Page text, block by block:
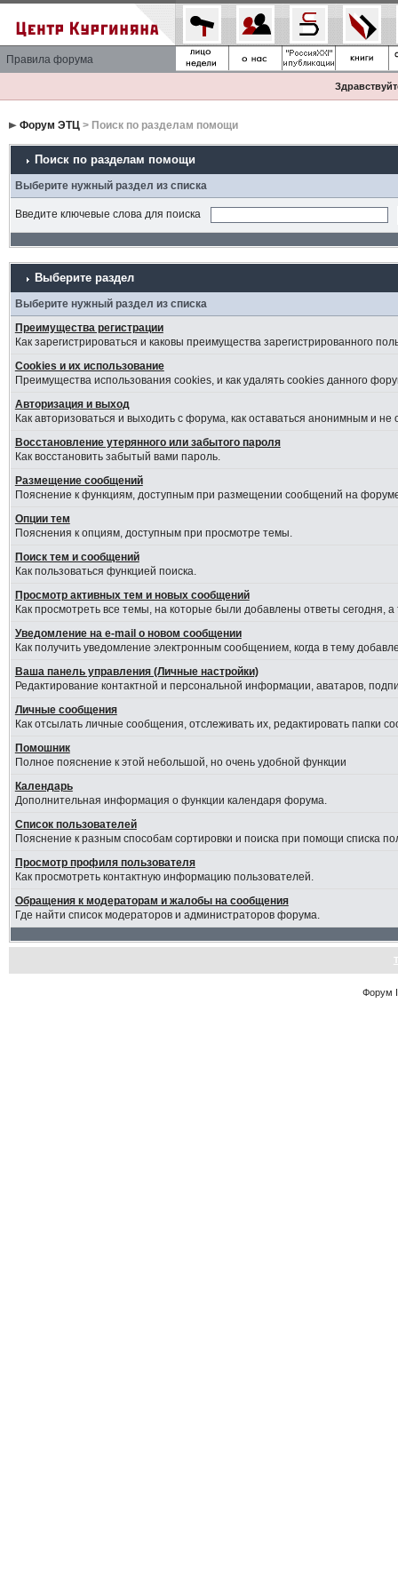
Правила форума
Форум ЭТЦ> Поиск по разделам помощи
Поиск по разделам помощи
Выберите нужный раздел из списка
Введите ключевые слова для поиска
Выберите раздел
Выберите нужный раздел из списка
Преимущества регистрации
Как зарегистрироваться и каковы преимущества зарегистрированного
Cookies и их использование
Преимущества использования cookies, и как удалять cookies данного
Авторизация и выход
Как авторизоваться и выходить с форума, как оставаться анонимным и
Восстановление утерянного или забытого пароля
Как восстановить забытый вами пароль.
Размещение сообщений
Пояснение к функциям, доступным при размещении сообщений на
Опции тем
Пояснения к опциям, доступным при просмотре темы.
Поиск тем и сообщений
Как пользоваться функцией поиска.
Просмотр активных тем и новых сообщений
Как просмотреть все темы, на которые были добавлены ответы сегодня,
Уведомление на е-mail о новом сообщении
Как получить уведомление электронным сообщением, когда в тему
Ваша панель управления (Личные настройки)
Редактирование контактной и персональной информации, аватаров,
Личные сообщения
Как отсылать личные сообщения, отслеживать их, редактировать папки
Помошник
Полное пояснение к этой небольшой, но очень удобной функции
Календарь
Дополнительная информация о функции календаря форума.
Список пользователей
Пояснение к разным способам сортировки и поиска при помощи списка
Просмотр профиля пользователя
Как просмотреть контактную информацию пользователей.
Обращения к модераторам и жалобы на сообщения
Где найти список модераторов и администраторов форума.
Форум